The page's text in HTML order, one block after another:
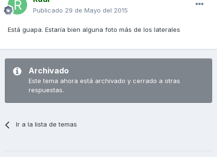
Publicado 29 de Mayo del 2015
Está guapa. Estaría bien alguna foto más de los laterales
Archivado
Este tema ahora está archivado y cerrado a otras
respuestas.
Ir a la lista de temas